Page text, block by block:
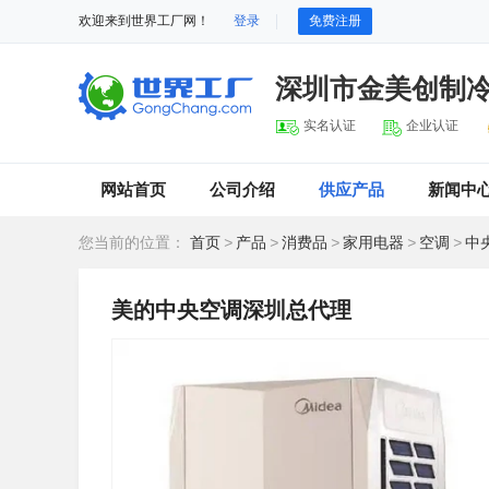
欢迎来到世界工厂网！ 登录 免费注册
深圳市金美创制
实名认证 企业认证
网站首页 公司介绍 供应产品 新闻中
您当前的位置： 首页 > 产品 >消费品 >家用电器 > 空调 >中
美的中央空调深圳总代理